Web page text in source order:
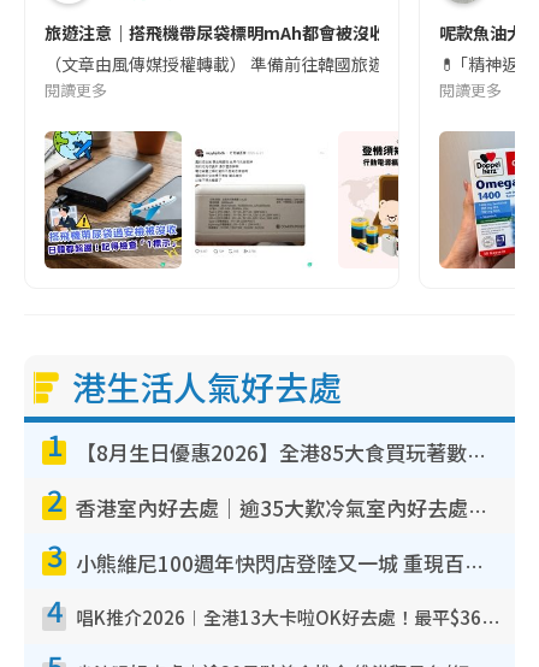
旅遊注意｜搭飛機帶尿袋標明mAh都會被沒收😱出發前切記檢查
（文章由風傳媒授權轉載） 準備前往韓國旅遊的民眾，近期要
閱讀更多
呢款魚油大
💊 ｢精神返
閱讀更多
港生活人氣好去處
1 【8月生日優惠2026】全港85大食買玩著數攻略 自助餐/火鍋放題同行免費＋誠品/DONKI送現金券
2 香港室內好去處｜逾35大歎冷氣室內好去處推介 室內活動免費避雨無懼落雨
3 小熊維尼100週年快閃店登陸又一城 重現百畝森林經典場景／獨家限定盲盒登場／專屬DIY香水
4 唱K推介2026︱全港13大卡啦OK好去處！最平$36起 日文K都有！(附地址+收費詳情)